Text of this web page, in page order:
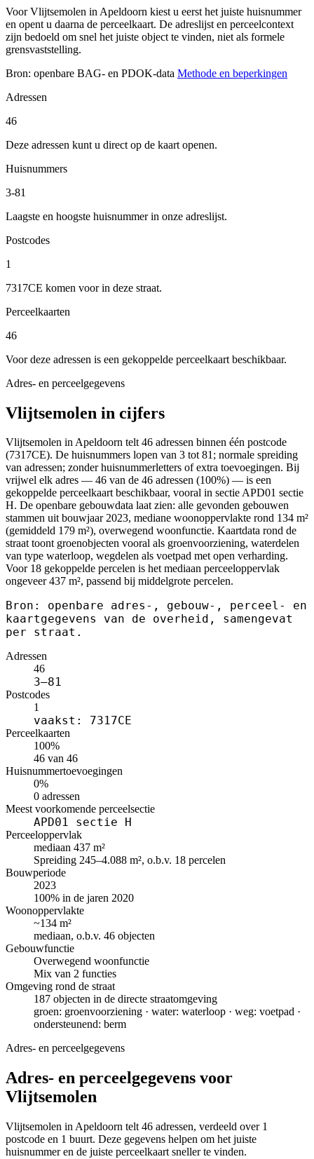
Voor Vlijtsemolen in Apeldoorn kiest u eerst het juiste huisnummer
en opent u daarna de perceelkaart. De adreslijst en perceelcontext
zijn bedoeld om snel het juiste object te vinden, niet als formele
grensvaststelling.
Bron: openbare BAG- en PDOK-data Methode en beperkingen
Adressen
46
Deze adressen kunt u direct op de kaart openen.
Huisnummers
3-81
Laagste en hoogste huisnummer in onze adreslijst.
Postcodes
1
7317CE komen voor in deze straat.
Perceelkaarten
46
Voor deze adressen is een gekoppelde perceelkaart beschikbaar.
Adres- en perceelgegevens
Vlijtsemolen in cijfers
Vlijtsemolen in Apeldoorn telt 46 adressen binnen één postcode
(7317CE). De huisnummers lopen van 3 tot 81; normale spreiding
van adressen; zonder huisnummerletters of extra toevoegingen. Bij
vrijwel elk adres — 46 van de 46 adressen (100%) — is een
gekoppelde perceelkaart beschikbaar, vooral in sectie APD01 sectie
H. De openbare gebouwdata laat zien: alle gevonden gebouwen
stammen uit bouwjaar 2023, mediane woonoppervlakte rond 134 m²
(gemiddeld 179 m²), overwegend woonfunctie. Kaartdata rond de
straat toont groenobjecten vooral als groenvoorziening, waterdelen
van type waterloop, wegdelen als voetpad met open verharding.
Voor 18 gekoppelde percelen is het mediaan perceeloppervlak
ongeveer 437 m², passend bij middelgrote percelen.
Bron: openbare adres-, gebouw-, perceel- en
kaartgegevens van de overheid, samengevat
per straat.
Adressen
46
3–81
Postcodes
1
vaakst: 7317CE
Perceelkaarten
100%
46 van 46
Huisnummertoevoegingen
0%
0 adressen
Meest voorkomende perceelsectie
APD01 sectie H
Perceeloppervlak
mediaan 437 m²
Spreiding 245–4.088 m², o.b.v. 18 percelen
Bouwperiode
2023
100% in de jaren 2020
Woonoppervlakte
~134 m²
mediaan, o.b.v. 46 objecten
Gebouwfunctie
Overwegend woonfunctie
Mix van 2 functies
Omgeving rond de straat
187 objecten in de directe straatomgeving
groen: groenvoorziening · water: waterloop · weg: voetpad ·
ondersteunend: berm
Adres- en perceelgegevens
Adres- en perceelgegevens voor
Vlijtsemolen
Vlijtsemolen in Apeldoorn telt 46 adressen, verdeeld over 1
postcode en 1 buurt. Deze gegevens helpen om het juiste
huisnummer en de juiste perceelkaart sneller te vinden.